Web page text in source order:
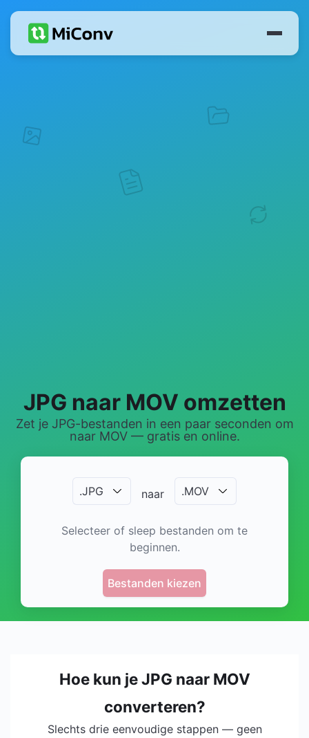
JPG naar MOV omzetten
Zet je JPG-bestanden in een paar seconden om
naar MOV — gratis en online.
.JPG naar .MOV
Selecteer of sleep bestanden om te
beginnen.
Bestanden kiezen
Hoe kun je JPG naar MOV
converteren?
Slechts drie eenvoudige stappen — geen